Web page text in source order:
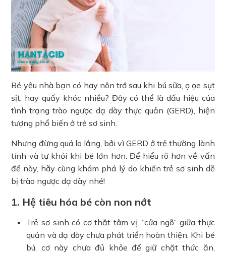
Bé yêu nhà bạn có hay nôn trớ sau khi bú sữa, ọ ọe sụt
sịt, hay quấy khóc nhiều? Đây có thể là dấu hiệu của
tình trạng trào ngược dạ dày thực quản (GERD), hiện
tượng phổ biến ở trẻ sơ sinh.
Nhưng đừng quá lo lắng, bởi vì GERD ở trẻ thường lành
tính và tự khỏi khi bé lớn hơn. Để hiểu rõ hơn về vấn
đề này, hãy cùng khám phá lý do khiến trẻ sơ sinh dễ
bị trào ngược dạ dày nhé!
1. Hệ tiêu hóa bé còn non nớt
Trẻ sơ sinh có cơ thắt tâm vị, “cửa ngõ” giữa thực
quản và dạ dày chưa phát triển hoàn thiện. Khi bé
bú, cơ này chưa đủ khỏe để giữ chặt thức ăn,